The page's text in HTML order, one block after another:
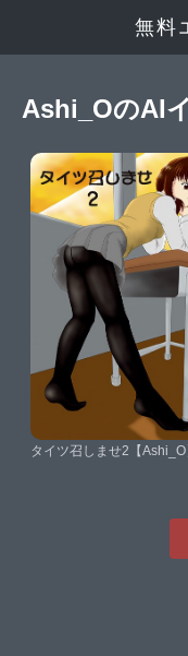
無料
Ashi_OのAI
タイツ召しませ2【Ashi_O